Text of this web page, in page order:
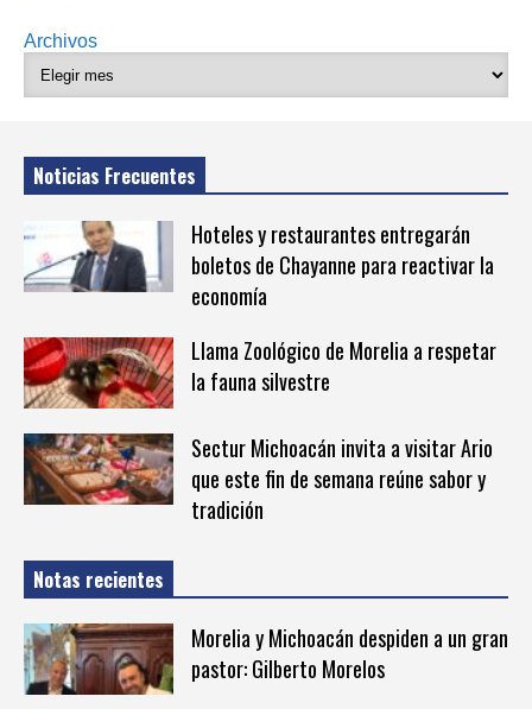
Archivos
Noticias Frecuentes
Hoteles y restaurantes entregarán
boletos de Chayanne para reactivar la
economía
Llama Zoológico de Morelia a respetar
la fauna silvestre
Sectur Michoacán invita a visitar Ario
que este fin de semana reúne sabor y
tradición
Notas recientes
Morelia y Michoacán despiden a un gran
pastor: Gilberto Morelos